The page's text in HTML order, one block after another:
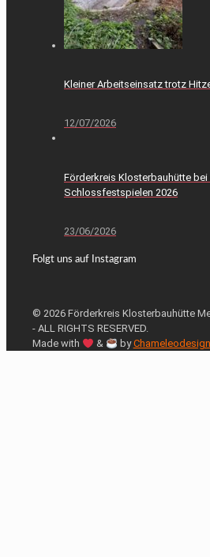
Kleiner Arbeitseinsatz trotz
12/07/2026
Förderkreis Klosterbauhütte bei
Schlossfestspielen 2026
23/06/2026
Folgt uns auf Instagram
© 2026 Förderkreis Klosterbauhütte
- ALL RIGHTS RESERVED.
Made with
& byChameleodesign